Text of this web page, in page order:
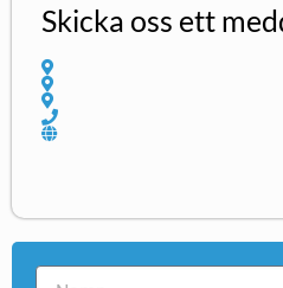
Skicka oss ett